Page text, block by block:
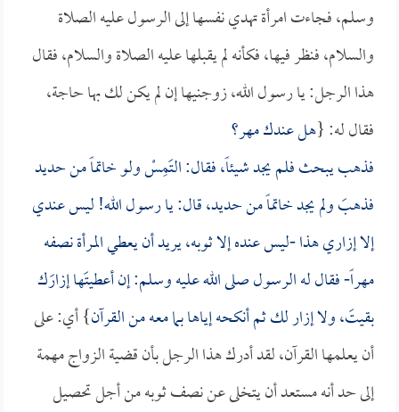
وسلم، فجاءت امرأة تهدي نفسها إلى الرسول عليه الصلاة
والسلام، فنظر فيها، فكأنه لم يقبلها عليه الصلاة والسلام، فقال
هذا الرجل: يا رسول الله، زوجنيها إن لم يكن لك بها حاجة،
فقال له: {هل عندك مهر؟
فذهب يبحث فلم يجد شيئاً، فقال: التَمِسْ ولو خاتماً من حديد
فذهبَ ولم يجد خاتماً من حديد، قال: يا رسول الله! ليس عندي
إلا إزاري هذا -ليس عنده إلا ثوبه، يريد أن يعطي المرأة نصفه
مهراً- فقال له الرسول صلى الله عليه وسلم: إن أعطيتَها إزارَك
بقيتَ، ولا إزار لك ثم أنكحه إياها بما معه من القرآن} أي: على
أن يعلمها القرآن، لقد أدرك هذا الرجل بأن قضية الزواج مهمة
إلى حد أنه مستعد أن يتخلى عن نصف ثوبه من أجل تحصيل